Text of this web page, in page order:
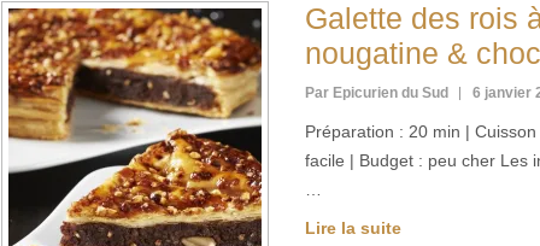
Galette des rois
nougatine &
Par Epicurien du Sud 6 janvier
Préparation : 20 min |
facile | Budget : peu cher Les
Lire la suite